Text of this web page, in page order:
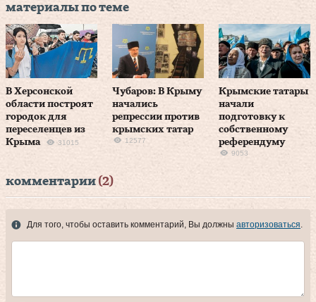
материалы по теме
В Херсонской
области построят
городок для
переселенцев из
Крыма
31015
Чубаров: В Крыму
начались
репрессии против
крымских татар
12577
Крымские татары
начали
подготовку к
собственному
референдуму
9053
комментарии (2)
Для того, чтобы оставить комментарий, Вы должны авторизоваться.